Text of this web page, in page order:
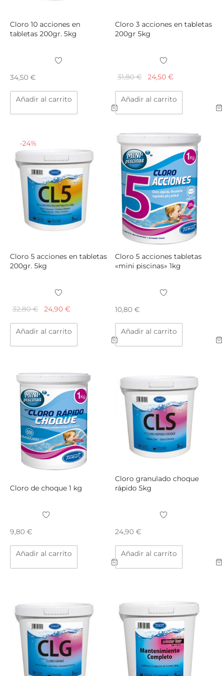
Cloro 10 acciones en
tabletas 200gr. 5kg
34,50 €
Añadir al carrito
Cloro 3 acciones en tabletas
200gr 5kg
31,80€
El
precio
original
era:
24,50 €
precio
actual
es:
Añadir al carrito
-24%
Cloro 5 acciones en tabletas
200gr. 5kg
32,80€
El
precio
original
era:
24,90 €
precio
es:
Añadir al carrito
Cloro 5 acciones tabletas
«mini piscinas» 1kg
10,80 €
Añadir al carrito
Cloro de choque 1 kg
9,80 €
Añadir al carrito
Cloro granulado choque
rápido 5kg
24,90 €
Añadir al carrito